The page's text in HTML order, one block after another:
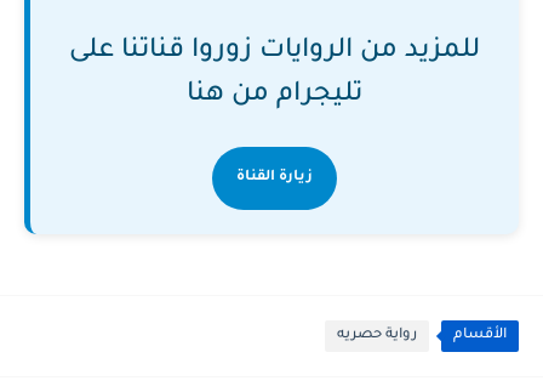
للمزيد من الروايات زوروا قناتنا على
تليجرام من هنا
زيارة القناة
الأقسام رواية حصريه